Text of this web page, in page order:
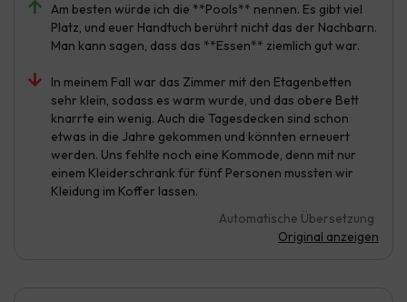
Am besten würde ich die **Pools** nennen. Es gibt viel
Platz, und euer Handtuch berührt nicht das der Nachbarn.
Man kann sagen, dass das **Essen** ziemlich gut war.
In meinem Fall war das Zimmer mit den Etagenbetten
sehr klein, sodass es warm wurde, und das obere Bett
knarrte ein wenig. Auch die Tagesdecken sind schon
etwas in die Jahre gekommen und könnten erneuert
werden. Uns fehlte noch eine Kommode, denn mit nur
einem Kleiderschrank für fünf Personen mussten wir
Kleidung im Koffer lassen.
Automatische Übersetzung
Original anzeigen